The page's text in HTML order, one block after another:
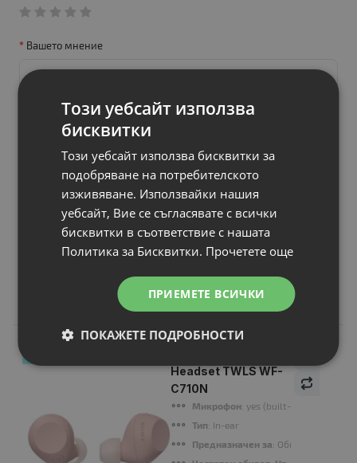
Вашето мнение
Продължи
Свързани продукти
Headset TWLS WF-
C710N
Микрофон: yes (built-in microphone)
Тип: In-ear
Предназначен за: Обща употреба
Този уебсайт използва
бисквитки
Този уебсайт използва бисквитки за
подобряване на потребителското
изживяване. Използвайки нашия
уебсайт, Вие се съгласявате с всички
бисквитки в съответствие с нашата
Политика за Бисквитки. Прочетете още
ПРИЕМЕТЕ ВСИЧКИ
ПОКАЖЕТЕ ПОДРОБНОСТИ